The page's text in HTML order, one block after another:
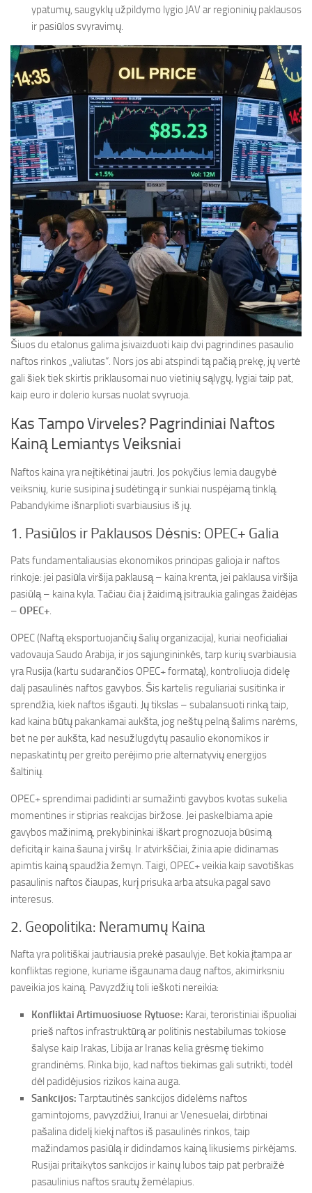
ypatumų, saugyklų užpildymo lygio JAV ar regioninių paklausos
ir pasiūlos svyravimų.
Šiuos du etalonus galima įsivaizduoti kaip dvi pagrindines pasaulio
naftos rinkos „valiutas“. Nors jos abi atspindi tą pačią prekę, jų vertė
gali šiek tiek skirtis priklausomai nuo vietinių sąlygų, lygiai taip pat,
kaip euro ir dolerio kursas nuolat svyruoja.
Kas Tampo Virveles? Pagrindiniai Naftos
Kainą Lemiantys Veiksniai
Naftos kaina yra neįtikėtinai jautri. Jos pokyčius lemia daugybė
veiksnių, kurie susipina į sudėtingą ir sunkiai nuspėjamą tinklą.
Pabandykime išnarplioti svarbiausius iš jų.
1. Pasiūlos ir Paklausos Dėsnis: OPEC+ Galia
Pats fundamentaliausias ekonomikos principas galioja ir naftos
rinkoje: jei pasiūla viršija paklausą – kaina krenta, jei paklausa viršija
pasiūlą – kaina kyla. Tačiau čia į žaidimą įsitraukia galingas žaidėjas
– OPEC+.
OPEC (Naftą eksportuojančių šalių organizacija), kuriai neoficialiai
vadovauja Saudo Arabija, ir jos sąjungininkės, tarp kurių svarbiausia
yra Rusija (kartu sudarančios OPEC+ formatą), kontroliuoja didelę
dalį pasaulinės naftos gavybos. Šis kartelis reguliariai susitinka ir
sprendžia, kiek naftos išgauti. Jų tikslas – subalansuoti rinką taip,
kad kaina būtų pakankamai aukšta, jog neštų pelną šalims narėms,
bet ne per aukšta, kad nesužlugdytų pasaulio ekonomikos ir
nepaskatintų per greito perėjimo prie alternatyvių energijos
šaltinių.
OPEC+ sprendimai padidinti ar sumažinti gavybos kvotas sukelia
momentines ir stiprias reakcijas biržose. Jei paskelbiama apie
gavybos mažinimą, prekybininkai iškart prognozuoja būsimą
deficitą ir kaina šauna į viršų. Ir atvirkščiai, žinia apie didinamas
apimtis kainą spaudžia žemyn. Taigi, OPEC+ veikia kaip savotiškas
pasaulinis naftos čiaupas, kurį prisuka arba atsuka pagal savo
interesus.
2. Geopolitika: Neramumų Kaina
Nafta yra politiškai jautriausia prekė pasaulyje. Bet kokia įtampa ar
konfliktas regione, kuriame išgaunama daug naftos, akimirksniu
paveikia jos kainą. Pavyzdžių toli ieškoti nereikia:
Konfliktai Artimuosiuose Rytuose: Karai, teroristiniai išpuoliai
prieš naftos infrastruktūrą ar politinis nestabilumas tokiose
šalyse kaip Irakas, Libija ar Iranas kelia grėsmę tiekimo
grandinėms. Rinka bijo, kad naftos tiekimas gali sutrikti, todėl
dėl padidėjusios rizikos kaina auga.
Sankcijos: Tarptautinės sankcijos didelėms naftos
gamintojoms, pavyzdžiui, Iranui ar Venesuelai, dirbtinai
pašalina didelį kiekį naftos iš pasaulinės rinkos, taip
mažindamos pasiūlą ir didindamos kainą likusiems pirkėjams.
Rusijai pritaikytos sankcijos ir kainų lubos taip pat perbraižė
pasaulinius naftos srautų žemėlapius.